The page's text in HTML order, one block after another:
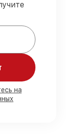
к
на